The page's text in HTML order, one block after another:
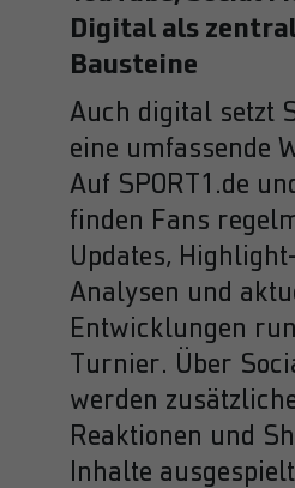
Digital als
Bausteine
Auch digital setzt
eine umfassende
Auf SPORT1.de
finden Fans
Updates,
Analysen und
Entwicklungen
Turnier. Über
werden
Reaktionen und
Inhalte